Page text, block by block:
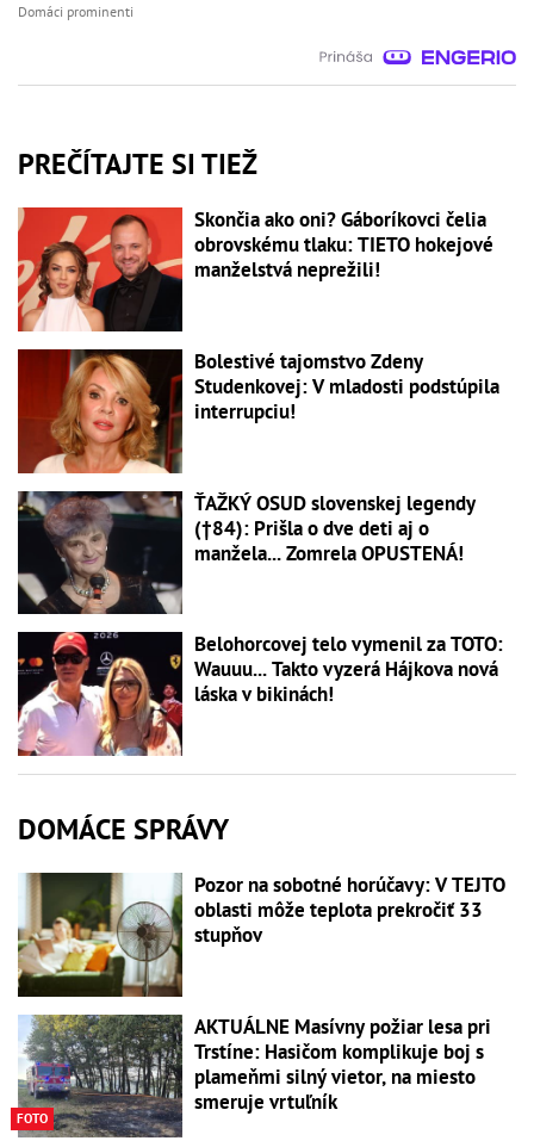
Domáci prominenti
PREČÍTAJTE SI TIEŽ
Skončia ako oni? Gáboríkovci čelia
obrovskému tlaku: TIETO hokejové
manželstvá neprežili!
Bolestivé tajomstvo Zdeny
Studenkovej: V mladosti podstúpila
interrupciu!
ŤAŽKÝ OSUD slovenskej legendy
(†84): Prišla o dve deti aj o
manžela... Zomrela OPUSTENÁ!
Belohorcovej telo vymenil za TOTO:
Wauuu... Takto vyzerá Hájkova nová
láska v bikinách!
DOMÁCE SPRÁVY
Pozor na sobotné horúčavy: V TEJTO
oblasti môže teplota prekročiť 33
stupňov
FOTO
AKTUÁLNE Masívny požiar lesa pri
Trstíne: Hasičom komplikuje boj s
plameňmi silný vietor, na miesto
smeruje vrtuľník